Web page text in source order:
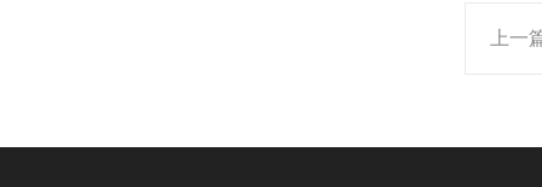
上一